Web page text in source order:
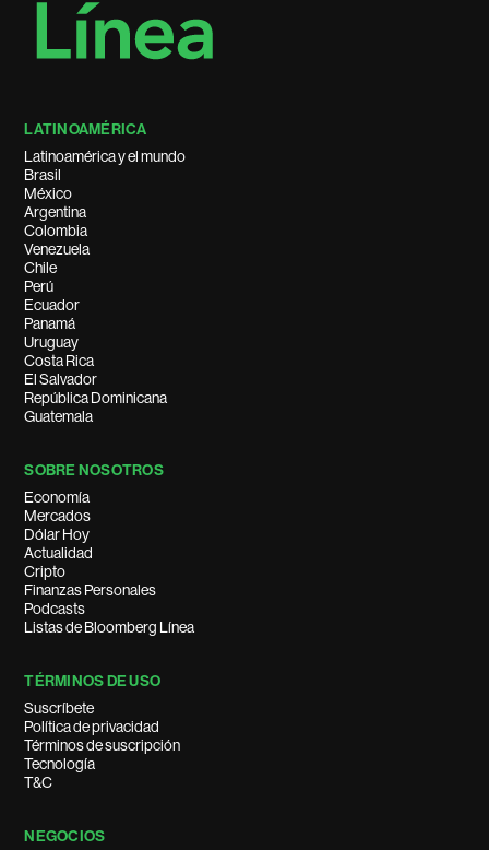
LATINOAMÉRICA
Latinoamérica y el mundo
Brasil
México
Argentina
Colombia
Venezuela
Chile
Perú
Ecuador
Panamá
Uruguay
Costa Rica
El Salvador
República Dominicana
Guatemala
SOBRE NOSOTROS
Economía
Mercados
Dólar Hoy
Actualidad
Cripto
Finanzas Personales
Podcasts
Listas de Bloomberg Línea
TÉRMINOS DE USO
Suscríbete
Política de privacidad
Términos de suscripción
Tecnología
T&C
NEGOCIOS